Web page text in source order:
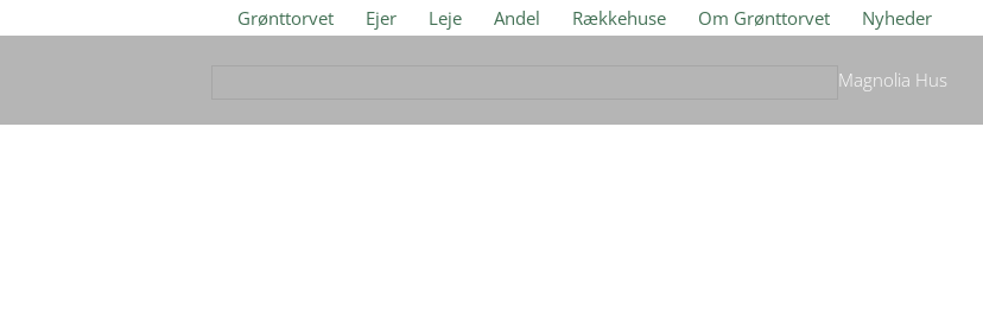
Grønttorvet Ejer Leje Andel Rækkehuse Om Grønttorvet Nyheder
Magnolia Hus